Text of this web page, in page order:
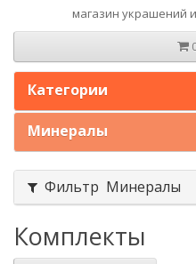
магазин украшений
Категории
Минералы
Фильтр Минералы
Комплекты